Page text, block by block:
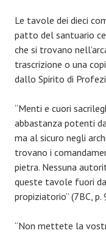
Le tavole dei dieci
patto del santuario
che si trovano
trascrizione o una
dallo Spirito di
“Menti e cuori
abbastanza potenti
ma al sicuro negli
trovano i
pietra. Nessuna
queste tavole fuori
propiziatorio” (7BC, p.
“Non mettete la